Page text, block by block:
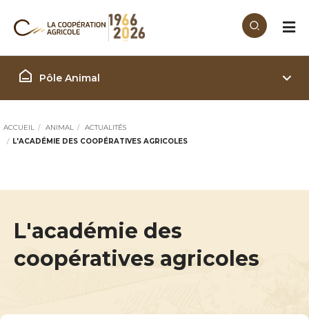
Filière Animal
Pôle Animal
ACCUEIL ANIMAL
ACTUALITÉS
L'ACADÉMIE DES COOPÉRATIVES AGRICOLES
L'académie des
coopératives agricoles